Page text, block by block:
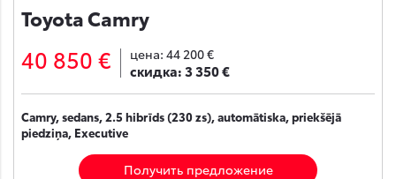
Toyota Camry
40 850 € цена: 44 200 €
скидка:3 350 €
Camry, sedans, 2.5 hibrīds (230 zs), automātiska, priekšējā
piedziņa, Executive
Получить предложение